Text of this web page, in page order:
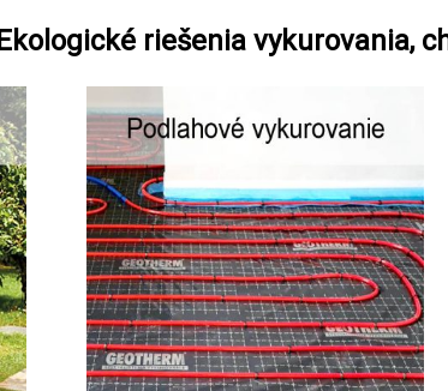
Ekologické riešenia vykurovania,